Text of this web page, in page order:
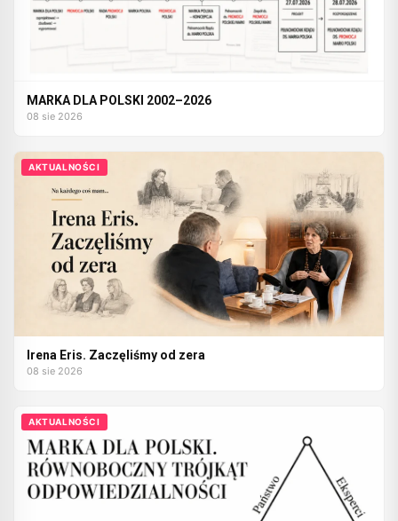
MARKA DLA POLSKI 2002–2026
08 sie 2026
AKTUALNOŚCI
Irena Eris. Zaczęliśmy od zera
08 sie 2026
AKTUALNOŚCI